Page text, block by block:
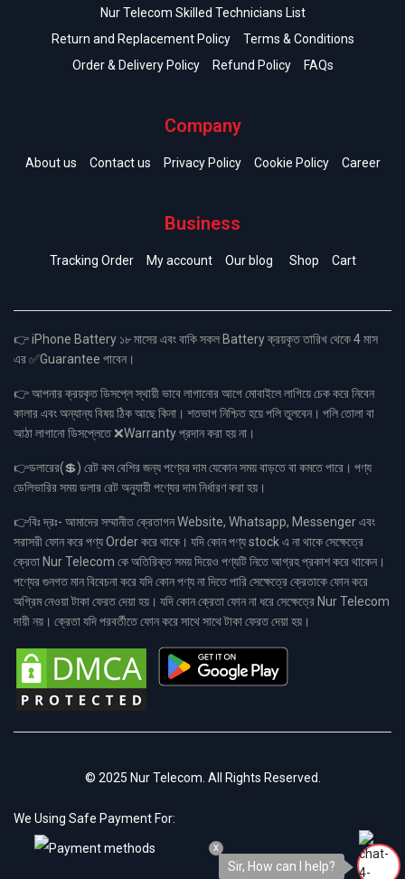
Nur Telecom Skilled Technicians List
Return and Replacement Policy
Terms & Conditions
Order & Delivery Policy
Refund Policy FAQs
Company
About us Contact us Privacy Policy Cookie Policy Career
Business
Tracking Order My account Our blog Shop Cart
👉 iPhone Battery ১৮ মাসের এবং বাকি সকল Battery ক্রয়কৃত তারিখ থেকে 4 মাস
এর ✅Guarantee পাবেন।
👉 আপনার ক্রয়কৃত ডিসপ্লে স্থায়ী ভাবে লাগানোর আগে মোবাইলে লাগিয়ে চেক করে নিবেন
কালার এবং অন্যান্য বিষয় ঠিক আছে কিনা। শতভাগ নিশ্চিত হয়ে পলি তুলবেন। পলি তোলা বা
আঠা লাগানো ডিসপ্লেতে ❌Warranty প্রদান করা হয় না।
👉ডলারের(💲) রেট কম বেশির জন্য পণ্যের দাম যেকোন সময় বাড়তে বা কমতে পারে। পণ্য
ডেলিভারির সময় ডলার রেট অনুযায়ী পণ্যের দাম নির্ধারণ করা হয়।
👉বিঃ দ্রঃ- আমাদের সম্মানীত ক্রেতাগন Website, Whatsapp, Messenger এবং
সরাসরী ফোন করে পণ্য Order করে থাকে। যদি কোন পণ্য stock এ না থাকে সেক্ষেত্রে
ক্রেতা Nur Telecom কে অতিরিক্ত সময় দিয়েও পণ্যটি নিতে আগ্রহ প্রকাশ করে থাকেন।
পণ্যের গুনগত মান বিবেচনা করে যদি কোন পণ্য না দিতে পারি সেক্ষেত্রে ক্রেতাকে ফোন করে
অগ্রিম নেওয়া টাকা ফেরত দেয়া হয়। যদি কোন ক্রেতা ফোন না ধরে সেক্ষেত্রে Nur Telecom
দায়ী নয়। ক্রেতা যদি পরবর্তীতে ফোন করে সাথে সাথে টাকা ফেরত দেয়া হয়।
© 2025 Nur Telecom. All Rights Reserved.
We Using Safe Payment For:
Sir, How can I help?
x